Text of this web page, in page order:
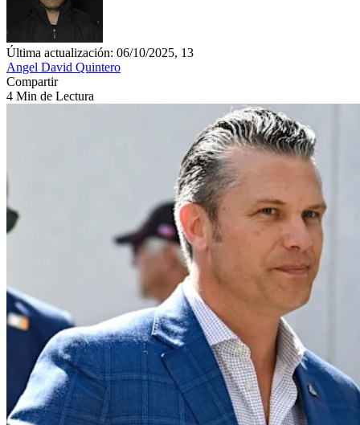
Última actualización: 06/10/2025, 13
Angel David Quintero
Compartir
4 Min de Lectura